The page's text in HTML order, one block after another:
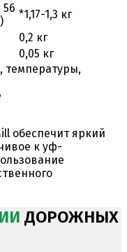
*1,17-1,3 кг
0,2 кг
0,05 кг
температуры,
обеспечит яркий
к уф-
ДОРОЖНЫХ